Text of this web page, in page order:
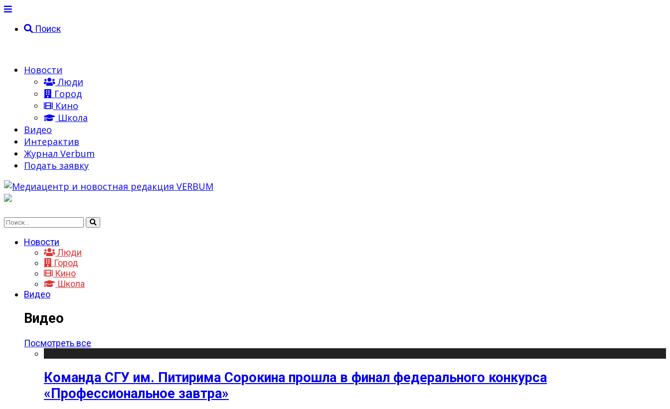
Поиск
Новости
Люди
Город
Кино
Школа
Видео
Интерактив
Журнал Verbum
Подать заявку
Новости
Люди
Город
Кино
Школа
Видео
Видео
Посмотреть все
Команда СГУ им. Питирима Сорокина прошла в финал федерального конкурса
«Профессиональное завтра»